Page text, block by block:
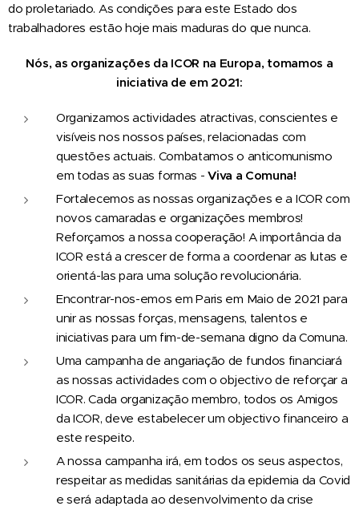
do proletariado. As condições para este Estado dos
trabalhadores estão hoje mais maduras do que nunca.
Nós, as organizações da ICOR na Europa, tomamos a
iniciativa de em 2021:
Organizamos actividades atractivas, conscientes e
visíveis nos nossos países, relacionadas com
questões actuais. Combatamos o anticomunismo
em todas as suas formas -Viva a Comuna!
Fortalecemos as nossas organizações e a ICOR com
novos camaradas e organizações membros!
Reforçamos a nossa cooperação! A importância da
ICOR está a crescer de forma a coordenar as lutas e
orientá-las para uma solução revolucionária.
Encontrar-nos-emos em Paris em Maio de 2021 para
unir as nossas forças, mensagens, talentos e
iniciativas para um fim-de-semana digno da Comuna.
Uma campanha de angariação de fundos financiará
as nossas actividades com o objectivo de reforçar a
ICOR. Cada organização membro, todos os Amigos
da ICOR, deve estabelecer um objectivo financeiro a
este respeito.
A nossa campanha irá, em todos os seus aspectos,
respeitar as medidas sanitárias da epidemia da Covid
e será adaptada ao desenvolvimento da crise